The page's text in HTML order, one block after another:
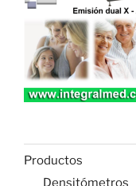
Productos
Densitómetros